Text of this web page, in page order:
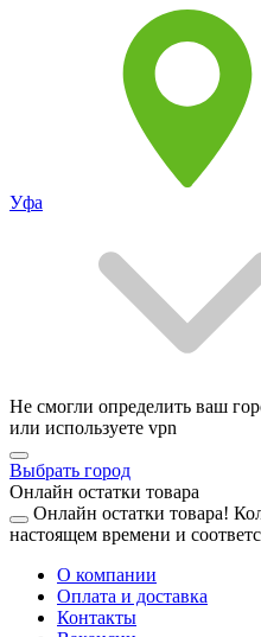
Уфа
Не смогли определить ваш
или используете vpn
Выбрать город
Онлайн остатки товара
Онлайн остатки товара!
настоящем времени и
О компании
Оплата и доставка
Контакты